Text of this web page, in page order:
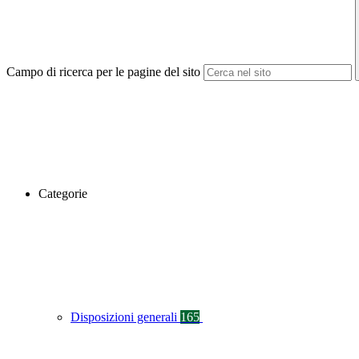
Campo di ricerca per le pagine del sito
Categorie
Disposizioni generali 165